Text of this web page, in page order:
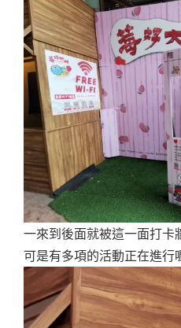
一來到後面就被這一面打卡
可是有多項的活動正在進